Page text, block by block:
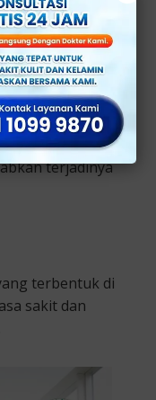
satu penyebab
Sehingga
peradangan
terjadinya
terbentuk di
sakit dan